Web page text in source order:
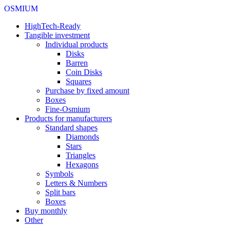
OSMIUM
HighTech-Ready
Tangible investment
Individual products
Disks
Barren
Coin Disks
Squares
Purchase by fixed amount
Boxes
Fine-Osmium
Products for manufacturers
Standard shapes
Diamonds
Stars
Triangles
Hexagons
Symbols
Letters & Numbers
Split bars
Boxes
Buy monthly
Other